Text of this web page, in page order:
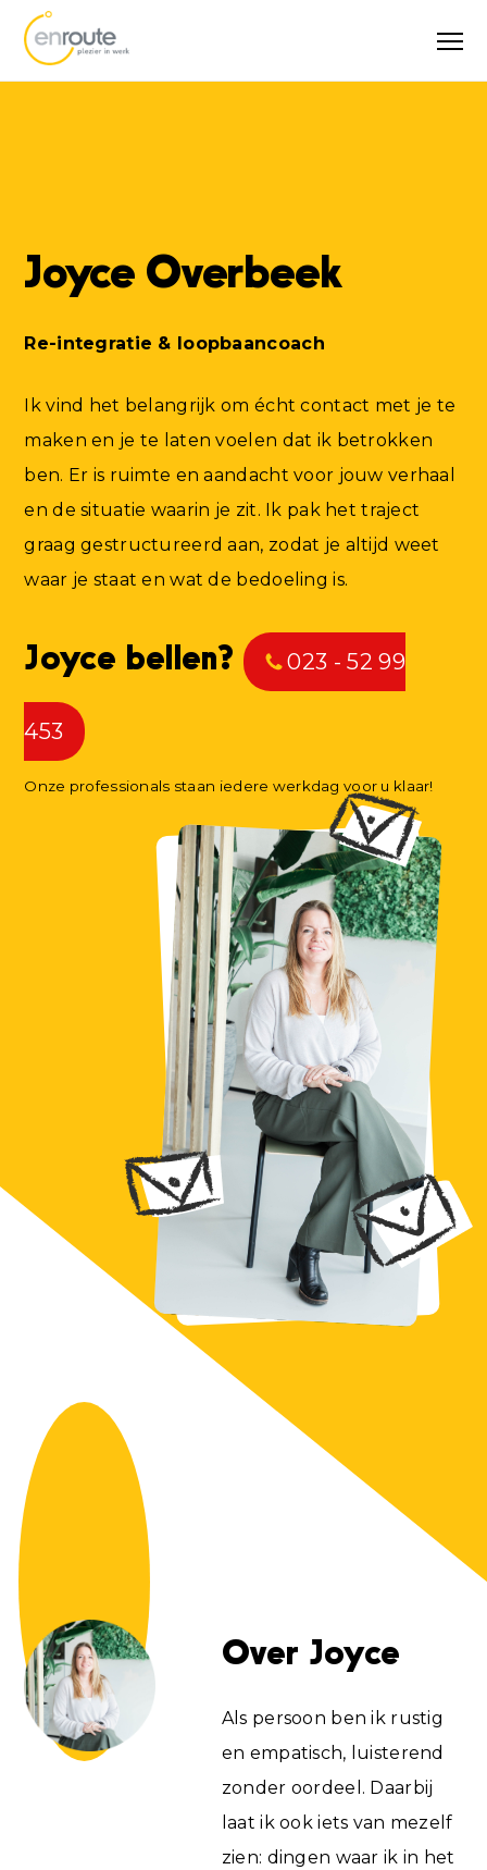
Joyce Overbeek
Re-integratie & loopbaancoach
Ik vind het belangrijk om écht contact met je te
maken en je te laten voelen dat ik betrokken
ben. Er is ruimte en aandacht voor jouw verhaal
en de situatie waarin je zit. Ik pak het traject
graag gestructureerd aan, zodat je altijd weet
waar je staat en wat de bedoeling is.
Joyce bellen? 023 - 52 99
453
Onze professionals staan iedere werkdag voor u klaar!
Over Joyce
Als persoon ben ik rustig
en empatisch, luisterend
zonder oordeel. Daarbij
laat ik ook iets van mezelf
zien: dingen waar ik in het